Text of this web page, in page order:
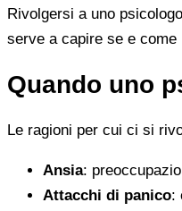
Rivolgersi a uno
serve a capire se e
Quando uno
Le ragioni per cui ci si
Ansia:
Attacchi di panico: